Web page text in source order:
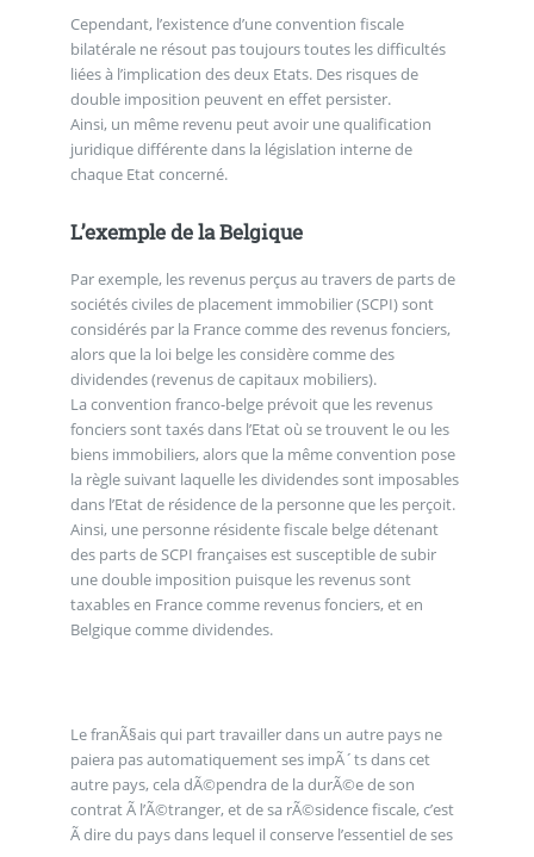
Cependant, l’existence d’une convention fiscale
bilatérale ne résout pas toujours toutes les difficultés
liées à l’implication des deux Etats. Des risques de
double imposition peuvent en effet persister.
Ainsi, un même revenu peut avoir une qualification
juridique différente dans la législation interne de
chaque Etat concerné.
L’exemple de la Belgique
Par exemple, les revenus perçus au travers de parts de
sociétés civiles de placement immobilier (SCPI) sont
considérés par la France comme des revenus fonciers,
alors que la loi belge les considère comme des
dividendes (revenus de capitaux mobiliers).
La convention franco-belge prévoit que les revenus
fonciers sont taxés dans l’Etat où se trouvent le ou les
biens immobiliers, alors que la même convention pose
la règle suivant laquelle les dividendes sont imposables
dans l’Etat de résidence de la personne que les perçoit.
Ainsi, une personne résidente fiscale belge détenant
des parts de SCPI françaises est susceptible de subir
une double imposition puisque les revenus sont
taxables en France comme revenus fonciers, et en
Belgique comme dividendes.
Le franÃ§ais qui part travailler dans un autre pays ne
paiera pas automatiquement ses impÃ´ts dans cet
autre pays, cela dÃ©pendra de la durÃ©e de son
contrat Ã l’Ã©tranger, et de sa rÃ©sidence fiscale, c’est
Ã dire du pays dans lequel il conserve l’essentiel de ses